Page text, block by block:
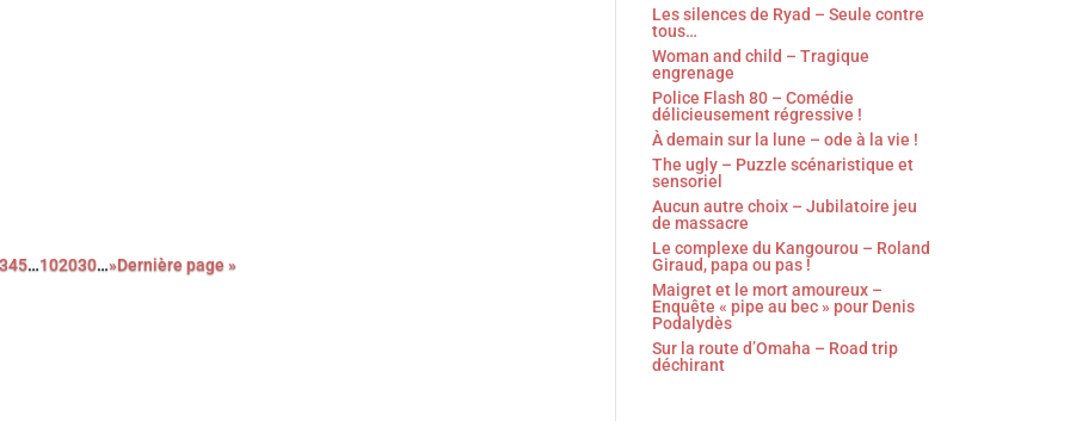
45…102030…»Dernière page »
Les silences de Ryad – Seule contre
tous…
Woman and child – Tragique
engrenage
Police Flash 80 – Comédie
délicieusement régressive !
À demain sur la lune – ode à la vie !
The ugly – Puzzle scénaristique et
sensoriel
Aucun autre choix – Jubilatoire jeu
de massacre
Le complexe du Kangourou – Roland
Giraud, papa ou pas !
Maigret et le mort amoureux –
Enquête « pipe au bec » pour Denis
Podalydès
Sur la route d’Omaha – Road trip
déchirant